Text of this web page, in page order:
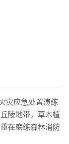
灾应急处置演练
陵地带，草木植
在磨练森林消防